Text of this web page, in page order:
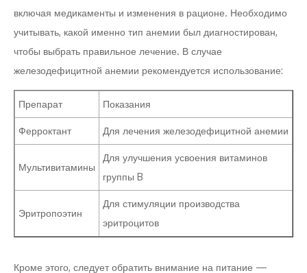
включая медикаменты и изменения в рационе. Необходимо
учитывать, какой именно тип анемии был диагностирован,
чтобы выбрать правильное лечение. В случае
железодефицитной анемии рекомендуется использование:
Препарат Показания
Ферроктант Для лечения железодефицитной анемии
Мультивитамины
Для улучшения усвоения витаминов
группы B
Эритропоэтин
Для стимуляции производства
эритроцитов
Кроме этого, следует обратить внимание на питание —